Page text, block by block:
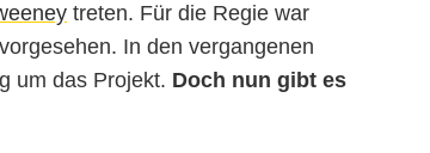
treten. Für die Regie war
vorgesehen. In den vergangenen
um das Projekt. Doch nun gibt es